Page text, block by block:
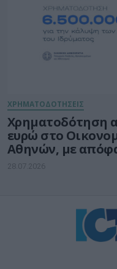
ΧΡΗΜΑΤΟΔΟΤΗΣΕΙΣ
Χρηματοδότηση
ευρώ στο
Αθηνών, με
Ζαχαράκη
28.07.2026